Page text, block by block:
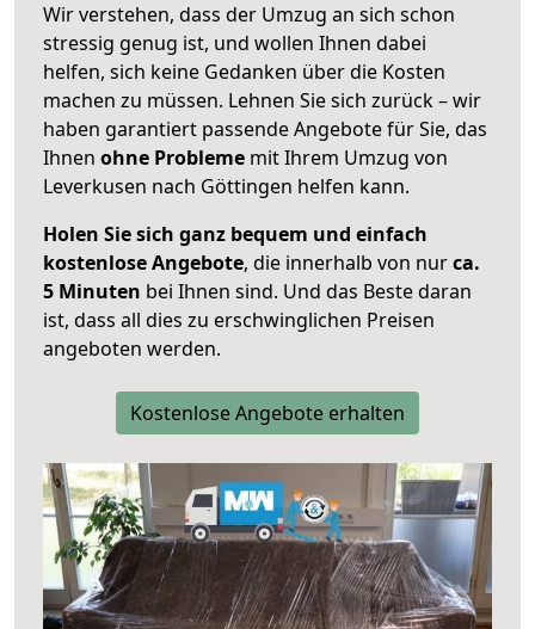
Wir verstehen, dass der Umzug an sich schon
stressig genug ist, und wollen Ihnen dabei
helfen, sich keine Gedanken über die Kosten
machen zu müssen. Lehnen Sie sich zurück – wir
haben garantiert passende Angebote für Sie, das
Ihnen ohne Probleme mit Ihrem Umzug von
Leverkusen nach Göttingen helfen kann.
Holen Sie sich ganz bequem und einfach
kostenlose Angebote, die innerhalb von nurca.
5 Minuten bei Ihnen sind. Und das Beste daran
ist, dass all dies zu erschwinglichen Preisen
angeboten werden.
Kostenlose Angebote erhalten